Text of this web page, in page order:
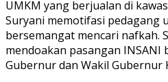
UMKM yang berjualan di
Suryani memotifasi pedagang
bersemangat mencari nafkah.
mendoakan pasangan INSANI
Gubernur dan Wakil Gubernur